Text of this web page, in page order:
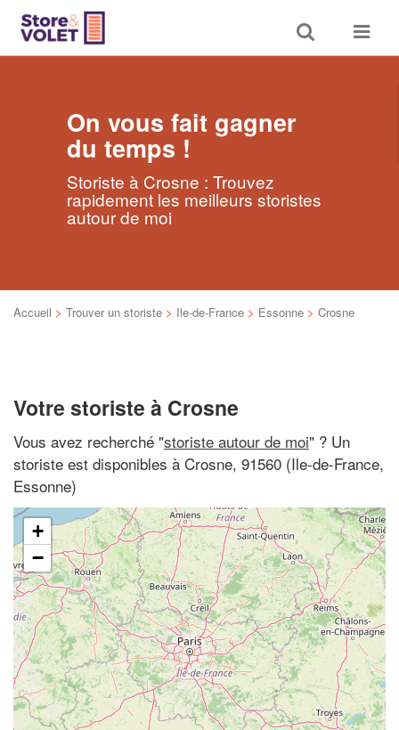
Toggle
search
Toggle
On vous fait gagner
du temps !
Storiste à Crosne : Trouvez
rapidement les meilleurs storistes
autour de moi
Accueil > Trouver un storiste > Ile-de-France > Essonne > Crosne
Votre storiste à Crosne
Vous avez recherché "storiste autour de moi" ? Un
storiste est disponibles à Crosne, 91560 (Ile-de-France,
Essonne)
+
−